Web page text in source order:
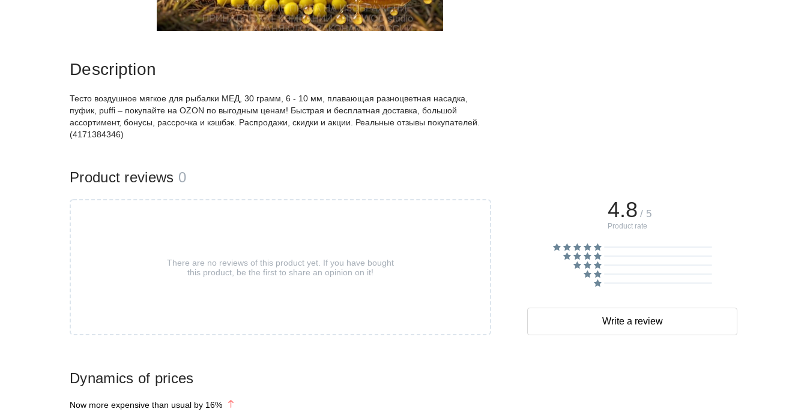
Dynamics of prices
Now more expensive than usual by 16%
Description
Тесто воздушное мягкое для рыбалки МЕД, 30 грамм, 6 - 10 мм, плавающая разноцветная насадка,
пуфик, puffi – покупайте на OZON по выгодным ценам! Быстрая и бесплатная доставка, большой
ассортимент, бонусы, рассрочка и кэшбэк. Распродажи, скидки и акции. Реальные отзывы покупателей.
(4171384346)
Product reviews 0
There are no reviews of this product yet. If you have bought
this product, be the first to share an opinion on it!
4.8 / 5
Product rate
Write a review